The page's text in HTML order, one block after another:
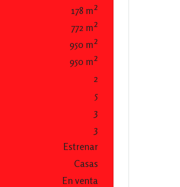
178 m²
772 m²
950 m²
950 m²
2
5
3
3
Estrenar
Casas
En venta